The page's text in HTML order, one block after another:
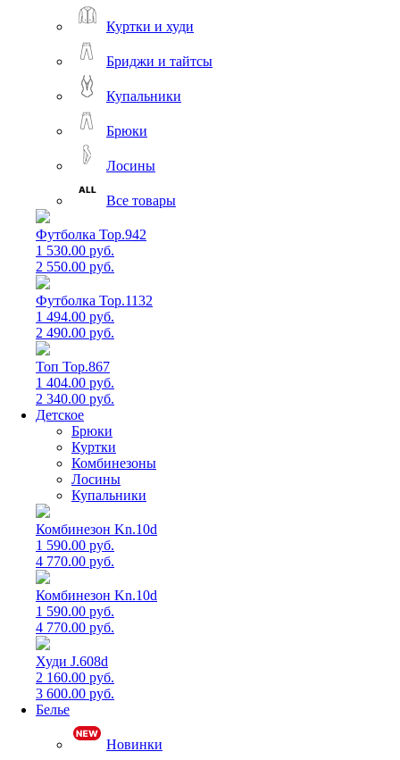
Куртки и худи
Бриджи и тайтсы
Купальники
Брюки
Лосины
Все товары
Футболка Top.942
1 530.00 руб.
2 550.00 руб.
Футболка Top.1132
1 494.00 руб.
2 490.00 руб.
Топ Top.867
1 404.00 руб.
2 340.00 руб.
Детское
Брюки
Куртки
Комбинезоны
Лосины
Купальники
Комбинезон Kn.10d
1 590.00 руб.
4 770.00 руб.
Комбинезон Kn.10d
1 590.00 руб.
4 770.00 руб.
Худи J.608d
2 160.00 руб.
3 600.00 руб.
Белье
Новинки